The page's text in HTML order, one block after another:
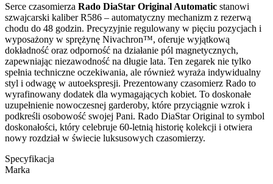
Serce czasomierza Rado DiaStar Original Automatic stanowi
szwajcarski kaliber R586 – automatyczny mechanizm z rezerwą
chodu do 48 godzin. Precyzyjnie regulowany w pięciu pozycjach i
wyposażony w sprężynę Nivachron™, oferuje wyjątkową
dokładność oraz odporność na działanie pól magnetycznych,
zapewniając niezawodność na długie lata. Ten zegarek nie tylko
spełnia techniczne oczekiwania, ale również wyraża indywidualny
styl i odwagę w autoekspresji. Prezentowany czasomierz Rado to
wyrafinowany dodatek dla wymagających kobiet. To doskonałe
uzupełnienie nowoczesnej garderoby, które przyciągnie wzrok i
podkreśli osobowość swojej Pani. Rado DiaStar Original to symbol
doskonałości, który celebruje 60-letnią historię kolekcji i otwiera
nowy rozdział w świecie luksusowych czasomierzy.
Specyfikacja
Marka